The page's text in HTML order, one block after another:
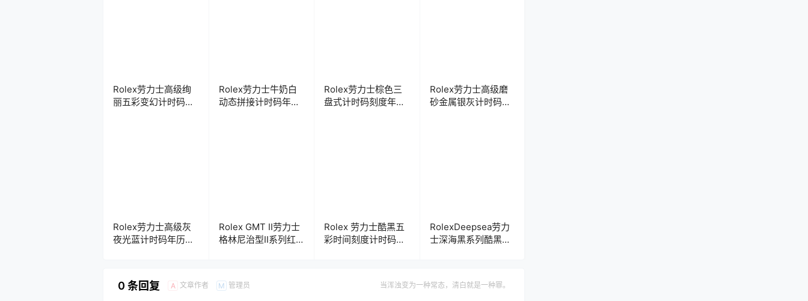
Rolex劳力士高级绚
丽五彩变幻计时码晶
Rolex劳力士牛奶白
动态拼接计时码年历
Rolex劳力士棕色三
盘式计时码刻度年历
Rolex劳力士高级磨
砂金属银灰计时码年
Rolex劳力士高级灰
夜光蓝计时码年历表
Rolex GMT II劳力士
格林尼治型II系列红
Rolex 劳力士酷黑五
彩时间刻度计时码年
RolexDeepsea劳力
士深海黑系列酷黑计
0 条回复 A 文章作者 M 管理员 当浑浊变为一种常态，清白就是一种罪。